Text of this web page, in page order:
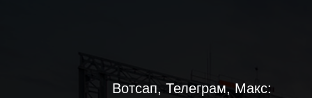
Вотсап, Телеграм, Макс: